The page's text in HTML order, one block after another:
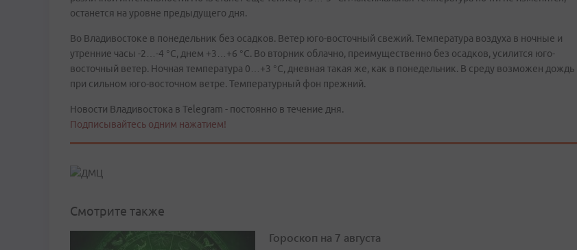
останется на уровне предыдущего дня.
Во Владивостоке в понедельник без осадков. Ветер юго-восточный свежий. Температура воздуха в ночные и
утренние часы -2…-4 °С, днем +3…+6 °С. Во вторник облачно, преимущественно без осадков, усилится юго-
восточный ветер. Ночная температура 0…+3 °С, дневная такая же, как в понедельник. В среду возможен дождь
при сильном юго-восточном ветре. Температурный фон прежний.
Новости Владивостока в Telegram - постоянно в течение дня.
Подписывайтесь одним нажатием!
Смотрите также
Гороскоп на 7 августа